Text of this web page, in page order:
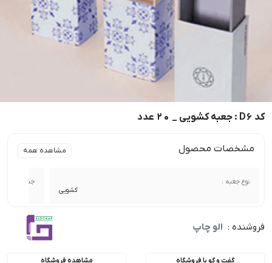
کد D6 : جعبه کشویی _ 20 عدد
مشخصات محصول مشاهده همه
نوع جعبه :
کشویی
جنس :
فروشنده : الو چاپ
گفت و گو با فروشگاه مشاهده فروشگاه